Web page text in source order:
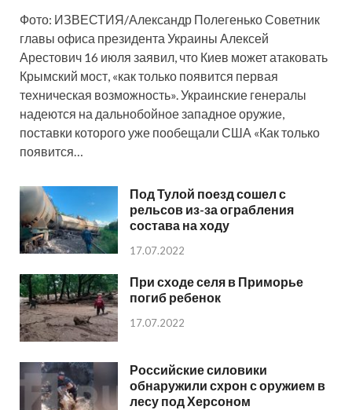
Фото: ИЗВЕСТИЯ/Александр Полегенько Советник
главы офиса президента Украины Алексей
Арестович 16 июля заявил, что Киев может атаковать
Крымский мост, «как только появится первая
техническая возможность». Украинские генералы
надеются на дальнобойное западное оружие,
поставки которого уже пообещали США «Как только
появится…
Под Тулой поезд сошел с
рельсов из-за ограбления
состава на ходу
17.07.2022
При сходе селя в Приморье
погиб ребенок
17.07.2022
Российские силовики
обнаружили схрон с оружием в
лесу под Херсоном